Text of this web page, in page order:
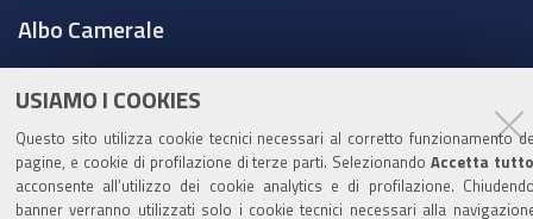
USIAMO I COOKIES
Questo sito utilizza cookie tecnici necessari al corretto funzionamento
pagine, e cookie di profilazione di terze parti. SelezionandoAccetta
acconsente all’utilizzo dei cookie analytics e di profilazione.
banner verranno utilizzati solo i cookie tecnici necessari alla
Albo Camerale
Accesso riservato agli Amministratori dell'ente